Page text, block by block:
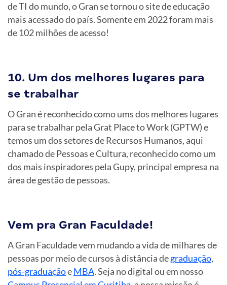
de TI do mundo, o Gran se tornou o site de educação
mais acessado do país. Somente em 2022 foram mais
de 102 milhões de acesso!
10. Um dos melhores lugares para
se trabalhar
O Gran é reconhecido como ums dos melhores lugares
para se trabalhar pela Grat Place to Work (GPTW) e
temos um dos setores de Recursos Humanos, aqui
chamado de Pessoas e Cultura, reconhecido como um
dos mais inspiradores pela Gupy, principal empresa na
área de gestão de pessoas.
Vem pra Gran Faculdade!
A Gran Faculdade vem mudando a vida de milhares de
pessoas por meio de cursos à distância degraduação,
pós-graduaçãoeMBA. Seja no digital ou em nosso